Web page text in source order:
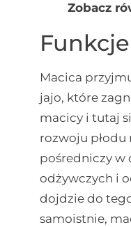
Zobacz
Macica
jajo, które
macicy i tutaj
rozwoju
pośredniczy w
odżywczych i
dojdzie do
samoistnie,